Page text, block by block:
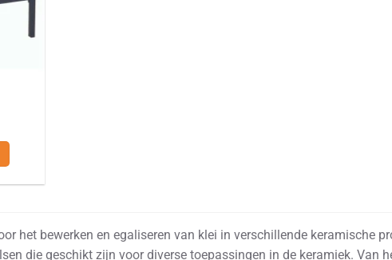
het bewerken en egaliseren van klei in verschillende keramische
die geschikt zijn voor diverse toepassingen in de keramiek. Van